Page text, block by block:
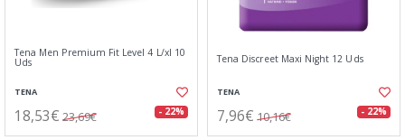
Tena Men Premium Fit Level 4 L/xl 10
Uds
TENA
18,53€ 23,69€ - 22%
Tena Discreet Maxi Night 12 Uds
TENA
7,96€ 10,16€ - 22%